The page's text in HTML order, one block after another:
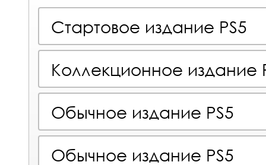
Стартовое издание PS5
Коллекционное издание
Обычное издание PS5
Обычное издание PS5